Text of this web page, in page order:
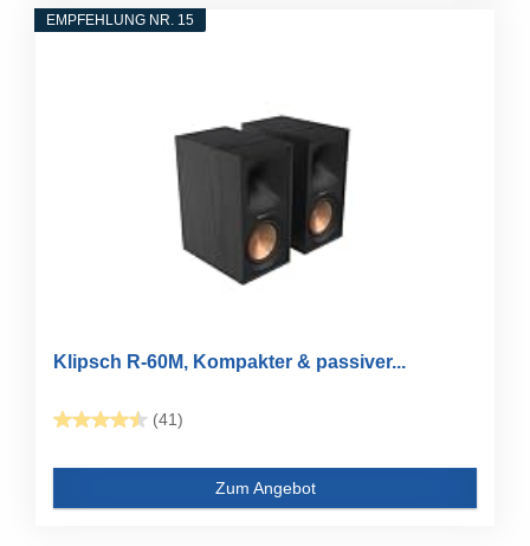
EMPFEHLUNG NR. 15
Klipsch R-60M, Kompakter & passiver...
(41)
Zum Angebot